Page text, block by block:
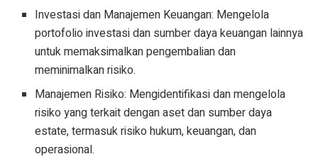
Investasi dan Manajemen Keuangan: Mengelola
portofolio investasi dan sumber daya keuangan lainnya
untuk memaksimalkan pengembalian dan
meminimalkan risiko.
Manajemen Risiko: Mengidentifikasi dan mengelola
risiko yang terkait dengan aset dan sumber daya
estate, termasuk risiko hukum, keuangan, dan
operasional.